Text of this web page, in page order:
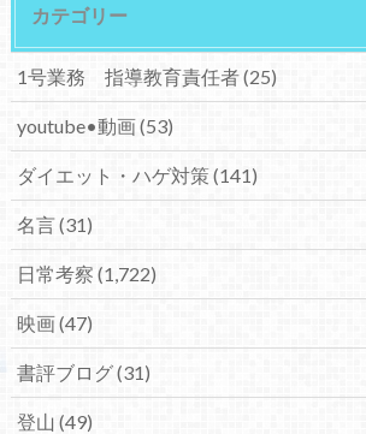
カテゴリー
1号業務 指導教育責任者(25)
youtube•動画(53)
ダイエット・ハゲ対策(141)
名言(31)
日常考察 (1,722)
映画(47)
書評ブログ(31)
登山 (49)